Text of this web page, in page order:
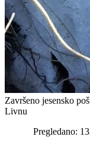
Završeno jesensko
Livnu
Pregledano: